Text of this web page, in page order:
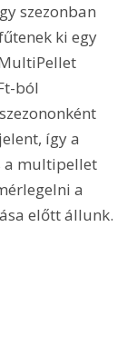
szezonban
ki egy
ból
így a
a multipellet
a
előtt állunk.